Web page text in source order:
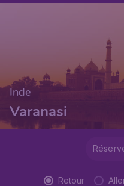
Inde
Varanasi
Retour